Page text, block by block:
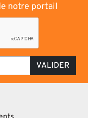
notre portail
VALIDER